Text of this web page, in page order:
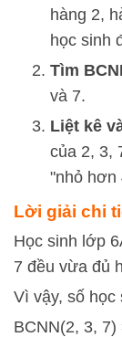
hàng 2,
học sinh
Tìm
và 7.
Liệt kê
của 2, 3,
"nhỏ hơn
Lời giải chi
Học sinh lớp
7 đều vừa đủ
Vì vậy, số học
BCNN(2, 3,